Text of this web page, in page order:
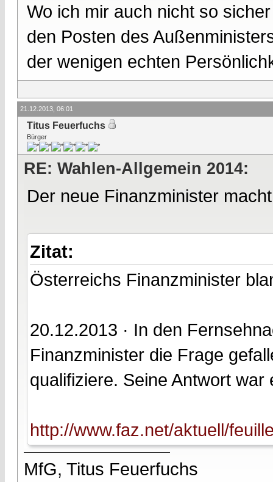
Wo ich mir auch nicht so
den Posten des
der wenigen echten
21.12.2013, 06:01
Titus Feuerfuchs
Bürger
RE: Wahlen-Allgemein 2014:
Der neue Finanzminister
Zitat:
Österreichs Finanzminister
20.12.2013 · In den
Finanzminister die Frage
qualifiziere. Seine Antwort
http://www.faz.net/aktuell/
MfG, Titus Feuerfuchs